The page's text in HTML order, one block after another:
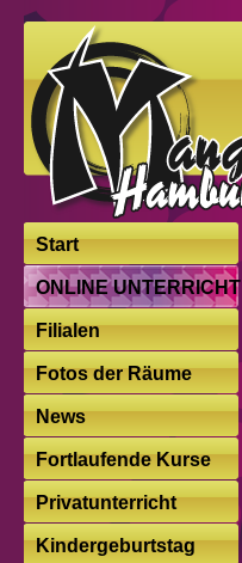
Start
ONLINE UNTERRICHT
Filialen
Fotos der Räume
News
Fortlaufende Kurse
Privatunterricht
Kindergeburtstag